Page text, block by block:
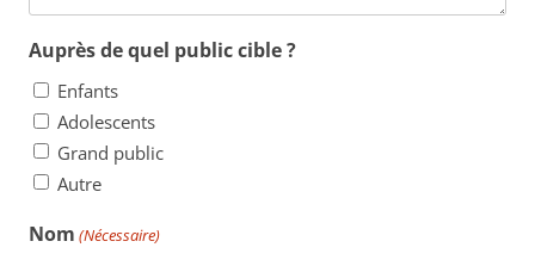
Auprès de quel public cible ?
Enfants
Adolescents
Grand public
Autre
Nom (Nécessaire)